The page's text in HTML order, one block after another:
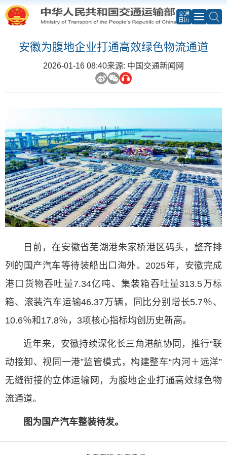
交通
日历
安徽为腹地企业打通高效绿色物流通道
2026-01-16 08:40来源: 中国交通新闻网
日前，在安徽省芜湖港朱家桥港区码头，整齐排
列的国产汽车等待装船出口海外。2025年，安徽完成
港口货物吞吐量7.34亿吨、集装箱吞吐量313.5万标
箱、滚装汽车运输46.37万辆，同比分别增长5.7％、
10.6％和17.8％，3项核心指标均创历史新高。
近年来，安徽持续深化长三角港航协同，推行“联
动接卸、视同一港”监管模式，构建整车“内河＋远洋”
无缝衔接的立体运输网，为腹地企业打通高效绿色物
流通道。
图为国产汽车整装待发。